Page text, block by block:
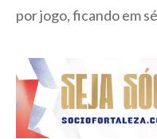
por jogo, ficando em